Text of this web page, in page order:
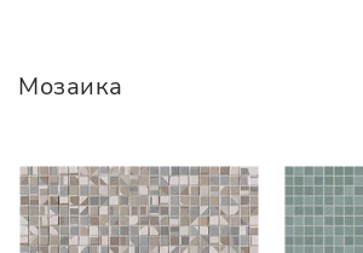
Мозаика